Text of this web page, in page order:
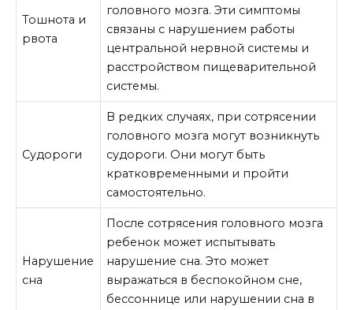
Тошнота и
рвота
головного мозга. Эти симптомы
связаны с нарушением работы
центральной нервной системы и
расстройством пищеварительной
системы.
Судороги
В редких случаях, при сотрясении
головного мозга могут возникнуть
судороги. Они могут быть
кратковременными и пройти
самостоятельно.
Нарушение
сна
После сотрясения головного мозга
ребенок может испытывать
нарушение сна. Это может
выражаться в беспокойном сне,
бессоннице или нарушении сна в